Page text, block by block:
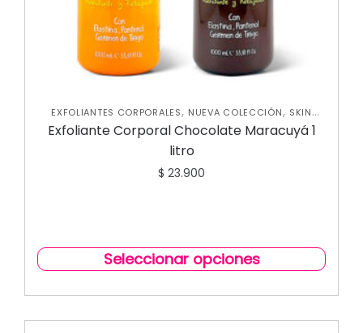
EXFOLIANTES CORPORALES, NUEVA COLECCIÓN, SKIN
CARE FACIAL
Exfoliante Corporal Chocolate Maracuyá 1
litro
$ 23.900
Seleccionar opciones